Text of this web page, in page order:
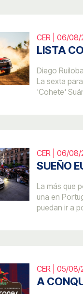
CER | 06/
LISTA
Diego
La sexta
'Cohete'
CER | 06/
SUEÑO
La más que
una en
puedan ir a
CER | 05/
A